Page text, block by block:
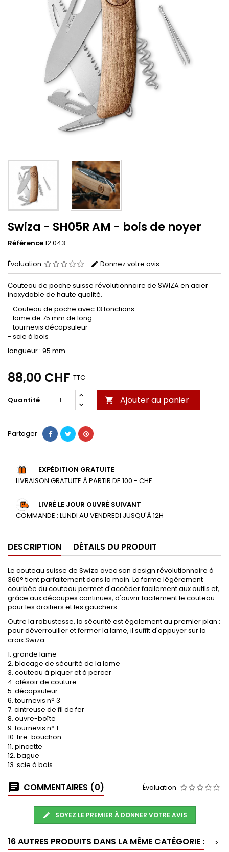
Swiza - SH05R AM - bois de noyer
Référence12.043
Évaluation Donnez votre avis
Couteau de poche suisse révolutionnaire de SWIZA en acier
inoxydable de haute qualité.
- Couteau de poche avec 13 fonctions
- lame de 75 mm de long
- tournevis décapsuleur
- scie à bois
longueur : 95 mm
88,00 CHF TTC
Quantité  Ajouter au panier
Partager
EXPÉDITION GRATUITE
LIVRAISON GRATUITE À PARTIR DE 100.- CHF
LIVRÉ LE JOUR OUVRÉ SUIVANT
COMMANDE : LUNDI AU VENDREDI JUSQU'À 12H
DESCRIPTION DÉTAILS DU PRODUIT
Le couteau suisse de Swiza avec son design révolutionnaire à
360° tient parfaitement dans la main. La forme légèrement
courbée du couteau permet d'accéder facilement aux outils et,
grâce aux découpes continues, d'ouvrir facilement le couteau
pour les droitiers et les gauchers.
Outre la robustesse, la sécurité est également au premier plan :
pour déverrouiller et fermer la lame, il suffit d'appuyer sur la
croix Swiza.
1. grande lame
2. blocage de sécurité de la lame
3. couteau à piquer et à percer
4. alésoir de couture
5. décapsuleur
6. tournevis n° 3
7. cintreuse de fil de fer
8. ouvre-boîte
9. tournevis n° 1
10. tire-bouchon
11. pincette
12. bague
13. scie à bois
COMMENTAIRES (0) Évaluation
SOYEZ LE PREMIER À DONNER VOTRE AVIS
16 AUTRES PRODUITS DANS LA MÊME CATÉGORIE :
>